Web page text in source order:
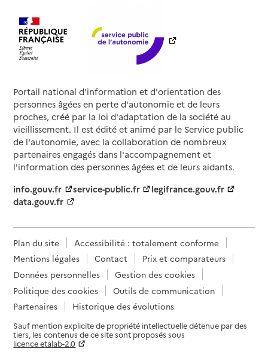
Portail national d'information et d'orientation des
personnes âgées en perte d'autonomie et de leurs
proches, créé par la loi d'adaptation de la société au
vieillissement. Il est édité et animé par le Service public
de l'autonomie, avec la collaboration de nombreux
partenaires engagés dans l'accompagnement et
l'information des personnes âgées et de leurs aidants.
info.gouv.fr
service-public.fr
legifrance.gouv.fr
data.gouv.fr
Plan du site
Accessibilité : totalement conforme
Mentions légales
Contact
Prix et comparateurs
Données personnelles
Gestion des cookies
Politique des cookies
Outils de communication
Partenaires
Historique des évolutions
Sauf mention explicite de propriété intellectuelle détenue par des
tiers, les contenus de ce site sont proposés sous
licence etalab-2.0